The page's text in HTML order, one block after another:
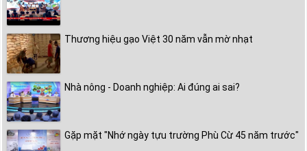
Thương hiệu gạo Việt 30 năm vẫn mờ nhạt
Nhà nông - Doanh nghiệp: Ai đúng ai sai?
Gặp mặt "Nhớ ngày tựu trường Phù Cừ 45 năm trước"